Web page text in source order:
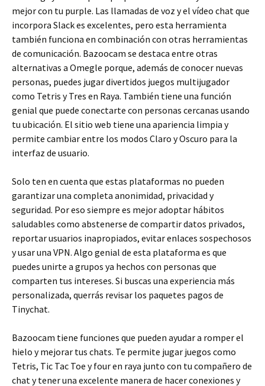
mejor con tu purple. Las llamadas de voz y el vídeo chat que
incorpora Slack es excelentes, pero esta herramienta
también funciona en combinación con otras herramientas
de comunicación. Bazoocam se destaca entre otras
alternativas a Omegle porque, además de conocer nuevas
personas, puedes jugar divertidos juegos multijugador
como Tetris y Tres en Raya. También tiene una función
genial que puede conectarte con personas cercanas usando
tu ubicación. El sitio web tiene una apariencia limpia y
permite cambiar entre los modos Claro y Oscuro para la
interfaz de usuario.
Solo ten en cuenta que estas plataformas no pueden
garantizar una completa anonimidad, privacidad y
seguridad. Por eso siempre es mejor adoptar hábitos
saludables como abstenerse de compartir datos privados,
reportar usuarios inapropiados, evitar enlaces sospechosos
y usar una VPN. Algo genial de esta plataforma es que
puedes unirte a grupos ya hechos con personas que
comparten tus intereses. Si buscas una experiencia más
personalizada, querrás revisar los paquetes pagos de
Tinychat.
Bazoocam tiene funciones que pueden ayudar a romper el
hielo y mejorar tus chats. Te permite jugar juegos como
Tetris, Tic Tac Toe y four en raya junto con tu compañero de
chat y tener una excelente manera de hacer conexiones y